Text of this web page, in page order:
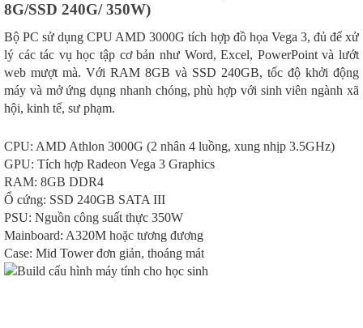
8G/SSD 240G/ 350W)
Bộ PC sử dụng CPU AMD 3000G tích hợp đồ họa Vega 3, đủ để xử
lý các tác vụ học tập cơ bản như Word, Excel, PowerPoint và lướt
web mượt mà. Với RAM 8GB và SSD 240GB, tốc độ khởi động
máy và mở ứng dụng nhanh chóng, phù hợp với sinh viên ngành xã
hội, kinh tế, sư phạm.
CPU: AMD Athlon 3000G (2 nhân 4 luồng, xung nhịp 3.5GHz)
GPU: Tích hợp Radeon Vega 3 Graphics
RAM: 8GB DDR4
Ổ cứng: SSD 240GB SATA III
PSU: Nguồn công suất thực 350W
Mainboard: A320M hoặc tương đương
Case: Mid Tower đơn giản, thoáng mát